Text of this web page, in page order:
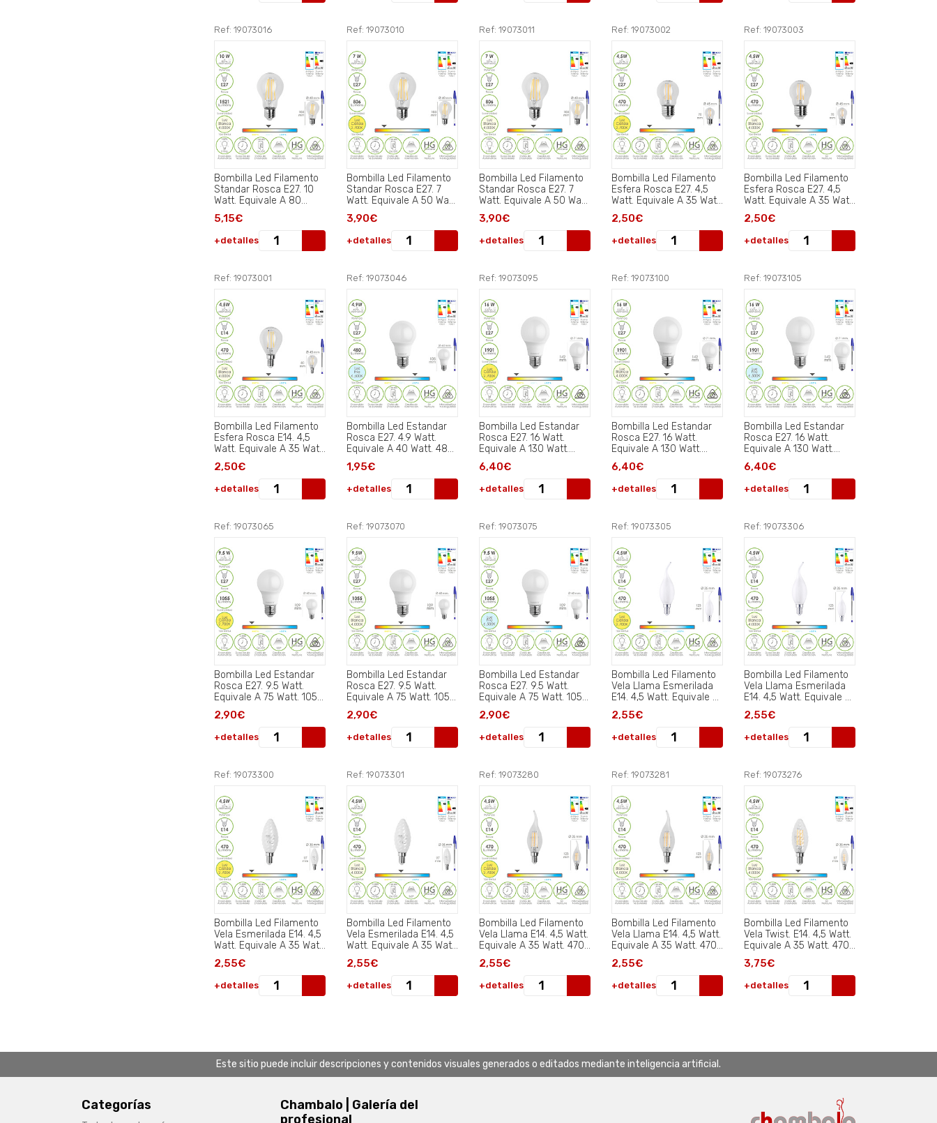
Ref: 19073016
Bombilla Led Filamento
Standar Rosca E27. 10
Watt. Equivale A 80
Watt. 1521 Lumenes. Luz
Neutra 4000º K..
5,15€
+detalles
Ref: 19073010
Bombilla Led Filamento
Standar Rosca E27. 7
Watt. Equivale A 50 Watt.
806 Lumenes. Luz
Calida 2700º K..
3,90€
+detalles
Ref: 19073011
Bombilla Led Filamento
Standar Rosca E27. 7
Watt. Equivale A 50 Watt.
806 Lumenes. Luz
Neutra 4000º K..
3,90€
+detalles
Ref: 19073002
Bombilla Led Filamento
Esfera Rosca E27. 4,5
Watt. Equivale A 35 Watt.
470 Lumenes. Luz Calida
2700º K..
2,50€
+detalles
Ref: 19073003
Bombilla Led Filamento
Esfera Rosca E27. 4,5
Watt. Equivale A 35 Watt.
470 Lumenes. Luz
Neutra 4000º K..
2,50€
+detalles
Ref: 19073001
Bombilla Led Filamento
Esfera Rosca E14. 4,5
Watt. Equivale A 35 Watt.
470 Lumenes. Luz
Neutra 4000º K..
2,50€
+detalles
Ref: 19073046
Bombilla Led Estandar
Rosca E27. 4.9 Watt.
Equivale A 40 Watt. 480
Lumenes. Luz Fria
(6500º K.).
1,95€
+detalles
Ref: 19073095
Bombilla Led Estandar
Rosca E27. 16 Watt.
Equivale A 130 Watt.
1901 Lumenes. Luz
Calida 2.700º K..
6,40€
+detalles
Ref: 19073100
Bombilla Led Estandar
Rosca E27. 16 Watt.
Equivale A 130 Watt.
1901 Lumenes. Luz
Blanca 4000º K.).
6,40€
+detalles
Ref: 19073105
Bombilla Led Estandar
Rosca E27. 16 Watt.
Equivale A 130 Watt.
1901 Lumenes. Luz Fría
6500º K.).
6,40€
+detalles
Ref: 19073065
Bombilla Led Estandar
Rosca E27. 9.5 Watt.
Equivale A 75 Watt. 1055
Lumenes. Luz Cálida
(2700º K).
2,90€
+detalles
Ref: 19073070
Bombilla Led Estandar
Rosca E27. 9.5 Watt.
Equivale A 75 Watt. 1055
Lumenes. Luz Neutra
(4000º K.).
2,90€
+detalles
Ref: 19073075
Bombilla Led Estandar
Rosca E27. 9.5 Watt.
Equivale A 75 Watt. 1055
Lumenes. Luz Fría
(6500º K.).
2,90€
+detalles
Ref: 19073305
Bombilla Led Filamento
Vela Llama Esmerilada
E14. 4,5 Watt. Equivale A
35 Watt. 470 Lumenes.
Luz Calida 2700º K..
2,55€
+detalles
Ref: 19073306
Bombilla Led Filamento
Vela Llama Esmerilada
E14. 4,5 Watt. Equivale A
35 Watt. 470 Lumenes.
Luz Neutra 4000º K..
2,55€
+detalles
Ref: 19073300
Bombilla Led Filamento
Vela Esmerilada E14. 4,5
Watt. Equivale A 35 Watt.
470 Lumenes. Luz Calida
2700º K..
2,55€
+detalles
Ref: 19073301
Bombilla Led Filamento
Vela Esmerilada E14. 4,5
Watt. Equivale A 35 Watt.
470 Lumenes. Luz
Neutra 4000º K..
2,55€
+detalles
Ref: 19073280
Bombilla Led Filamento
Vela Llama E14. 4,5 Watt.
Equivale A 35 Watt. 470
Lumenes. Luz Calida
2700º K..
2,55€
+detalles
Ref: 19073281
Bombilla Led Filamento
Vela Llama E14. 4,5 Watt.
Equivale A 35 Watt. 470
Lumenes. Luz Neutra
4000º K..
2,55€
+detalles
Ref: 19073276
Bombilla Led Filamento
Vela Twist. E14. 4,5 Watt.
Equivale A 35 Watt. 470
Lumenes. Luz Neutra
4.000º K..
3,75€
+detalles
Este sitio puede incluir descripciones y contenidos visuales generados o editados mediante inteligencia artificial.
Categorías
Chambalo | Galería del
profesional